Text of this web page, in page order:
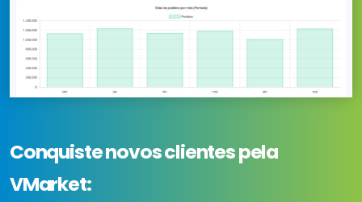
Conquiste novos clientes pela
VMarket: